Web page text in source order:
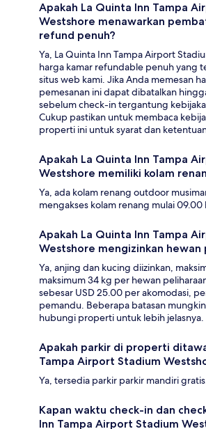
Apakah La Quinta Inn Tampa
Westshore menawarkan
refund penuh?
Ya, La Quinta Inn Tampa Airport
harga kamar refundable penuh yang
situs web kami. Jika Anda memesan
pemesanan ini dapat dibatalkan
sebelum check-in tergantung
Cukup pastikan untuk membaca
properti ini untuk syarat dan
Apakah La Quinta Inn Tampa
Westshore memiliki kolam
Ya, ada kolam renang outdoor
mengakses kolam renang mulai
Apakah La Quinta Inn Tampa
Westshore mengizinkan hewan
Ya, anjing dan kucing diizinkan,
maksimum 34 kg per hewan
sebesar USD 25.00 per akomodasi,
pemandu. Beberapa batasan
hubungi properti untuk lebih jelasnya.
Apakah parkir di properti
Tampa Airport Stadium
Ya, tersedia parkir parkir mandiri
Kapan waktu check-in dan
Inn Tampa Airport Stadium